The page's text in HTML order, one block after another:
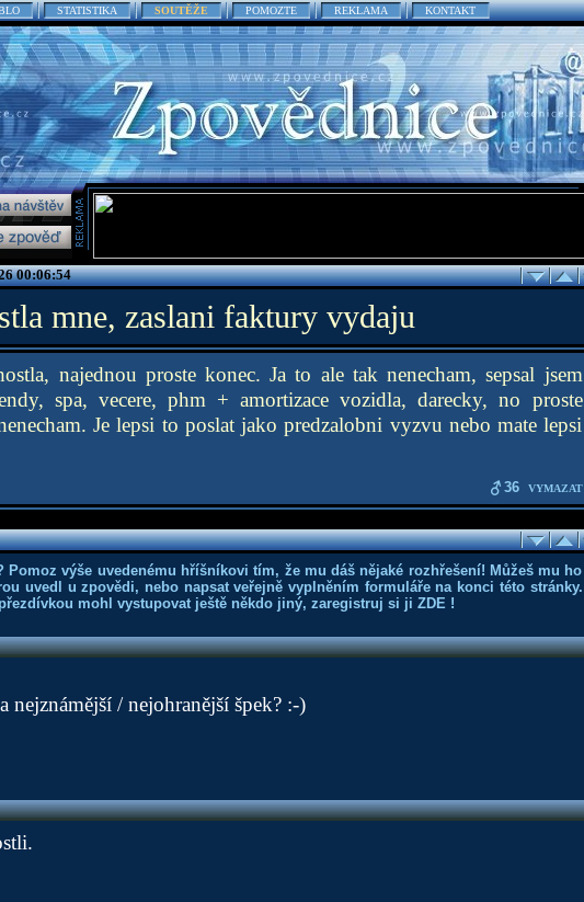
STATISTIKA SOUTĚŽE POMOZTE REKLAMA KONTAKT
00:06:54
mne, zaslani faktury vydaju
najednou proste konec. Ja to ale tak nenecham, sepsal jsem
spa, vecere, phm + amortizace vozidla, darecky, no proste
Je lepsi to poslat jako predzalobni vyzvu nebo mate lepsi
36 VYMAZAT
Pomoz výše uvedenému hříšníkovi tím, že mu dáš nějaké rozhřešení! Můžeš mu ho
uvedl u zpovědi, nebo napsat veřejně vyplněním formuláře na konci této stránky.
mohl vystupovat ještě někdo jiný, zaregistruj si ji ZDE!
nejznámější / nejohranější špek? :-)